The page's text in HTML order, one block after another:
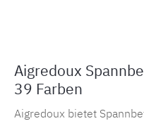
Aigredoux
39 Farben
Aigredoux bietet